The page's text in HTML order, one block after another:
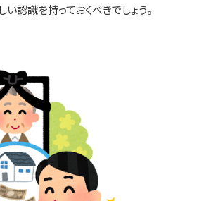
認識を持っておくべきでしょう。